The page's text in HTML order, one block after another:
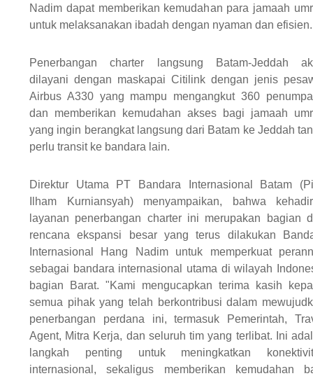
Nadim dapat memberikan kemudahan para jamaah
untuk melaksanakan ibadah dengan nyaman dan efisien.
Penerbangan charter langsung Batam-Jeddah
dilayani dengan maskapai Citilink dengan jenis
Airbus A330 yang mampu mengangkut 360
dan memberikan kemudahan akses bagi jamaah
yang ingin berangkat langsung dari Batam ke Jeddah
perlu transit ke bandara lain.
Direktur Utama PT Bandara Internasional Batam
Ilham Kurniansyah) menyampaikan, bahwa
layanan penerbangan charter ini merupakan bagian
rencana ekspansi besar yang terus dilakukan
Internasional Hang Nadim untuk memperkuat
sebagai bandara internasional utama di wilayah
bagian Barat. "Kami mengucapkan terima kasih
semua pihak yang telah berkontribusi dalam
penerbangan perdana ini, termasuk Pemerintah,
Agent, Mitra Kerja, dan seluruh tim yang terlibat. Ini
langkah penting untuk meningkatkan
internasional, sekaligus memberikan kemudahan